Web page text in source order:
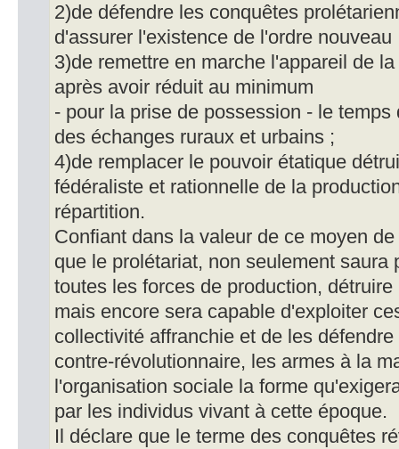
2)de défendre les conquêtes
d'assurer l'existence de l'ordre nouveau
3)de remettre en marche l'appareil de
après avoir réduit au minimum
- pour la prise de possession - le
des échanges ruraux et urbains ;
4)de remplacer le pouvoir étatique
fédéraliste et rationnelle de la
répartition.
Confiant dans la valeur de ce moyen
que le prolétariat, non seulement saura
toutes les forces de production,
mais encore sera capable d'exploiter
collectivité affranchie et de les
contre-révolutionnaire, les armes à la
l'organisation sociale la forme
par les individus vivant à cette époque.
Il déclare que le terme des conquêtes